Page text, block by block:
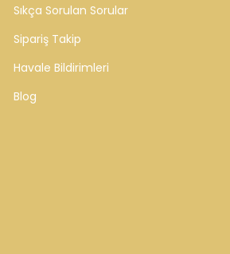
Sıkça Sorulan Sorular
Sipariş Takip
Havale Bildirimleri
Blog